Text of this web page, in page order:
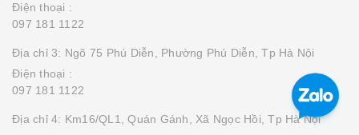
Điện thoại :
097 181 1122
Địa chỉ 3: Ngõ 75 Phú Diễn, Phường Phú Diễn, Tp Hà Nội
Điện thoại :
097 181 1122
Địa chỉ 4: Km16/QL1, Quán Gánh, Xã Ngọc Hồi, Tp Hà Nội